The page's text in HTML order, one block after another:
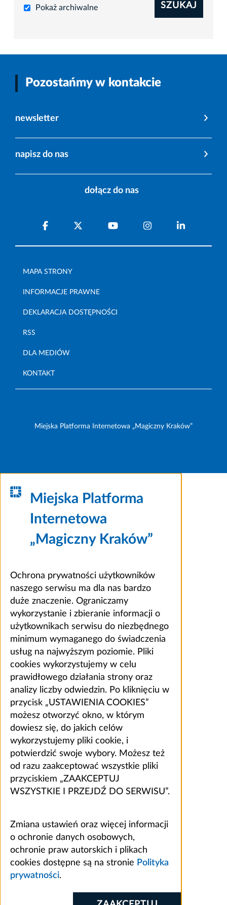
Pokaż archiwalne SZUKAJ
Pozostańmy w kontakcie
newsletter
napisz do nas
dołącz do nas
MAPA STRONY
INFORMACJE PRAWNE
DEKLARACJA DOSTĘPNOŚCI
RSS
DLA MEDIÓW
KONTAKT
Miejska Platforma Internetowa „Magiczny Kraków”
Miejska Platforma
Internetowa
„Magiczny Kraków”
Ochrona prywatności użytkowników
naszego serwisu ma dla nas bardzo
duże znaczenie. Ograniczamy
wykorzystanie i zbieranie informacji o
użytkownikach serwisu do niezbędnego
minimum wymaganego do świadczenia
usług na najwyższym poziomie. Pliki
cookies wykorzystujemy w celu
prawidłowego działania strony oraz
analizy liczby odwiedzin. Po kliknięciu w
przycisk „USTAWIENIA COOKIES”
możesz otworzyć okno, w którym
dowiesz się, do jakich celów
wykorzystujemy pliki cookie, i
potwierdzić swoje wybory. Możesz też
od razu zaakceptować wszystkie pliki
przyciskiem „ZAAKCEPTUJ
WSZYSTKIE I PRZEJDŹ DO SERWISU”.
Zmiana ustawień oraz więcej informacji
o ochronie danych osobowych,
ochronie praw autorskich i plikach
cookies dostępne są na stronie Polityka
prywatności.